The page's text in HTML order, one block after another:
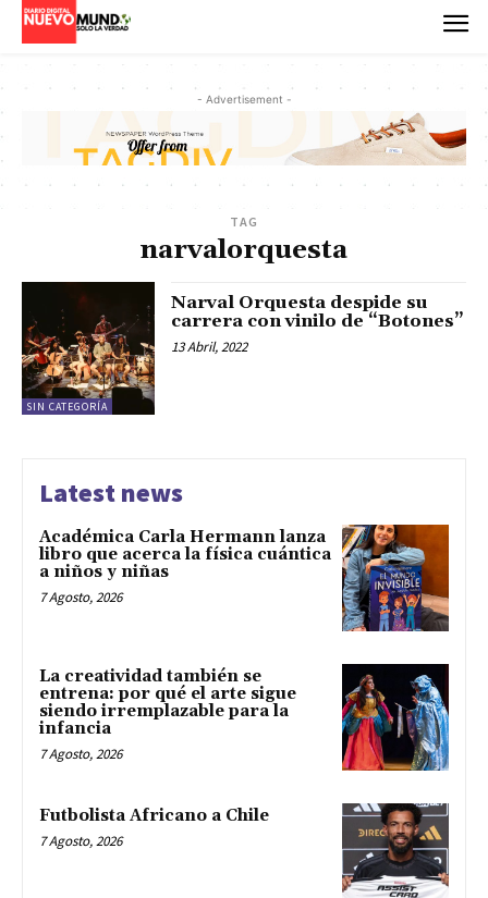
- Advertisement -
TAG
narvalorquesta
SIN CATEGORÍA
Narval Orquesta despide su
carrera con vinilo de “Botones”
13 Abril, 2022
Latest news
Académica Carla Hermann lanza
libro que acerca la física cuántica
a niños y niñas
7 Agosto, 2026
La creatividad también se
entrena: por qué el arte sigue
siendo irremplazable para la
infancia
7 Agosto, 2026
Futbolista Africano a Chile
7 Agosto, 2026